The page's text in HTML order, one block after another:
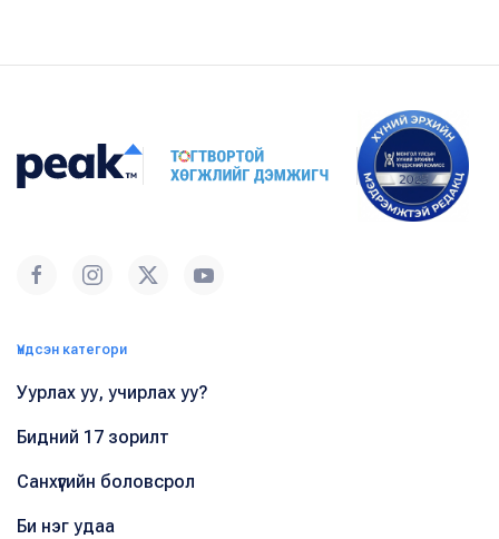
Үндсэн категори
Уурлах уу, учирлах уу?
Бидний 17 зорилт
Санхүүгийн боловсрол
Би нэг удаа